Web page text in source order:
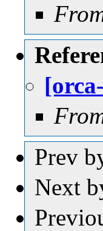
Prev
Next